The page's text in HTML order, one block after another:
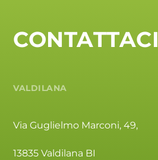
CONTATTACI
VALDILANA
Via Guglielmo Marconi, 49,
13835 Valdilana BI